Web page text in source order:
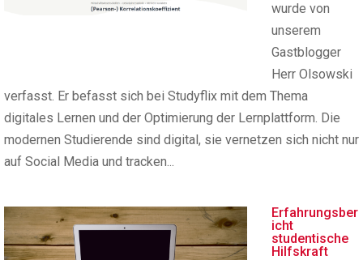
wurde von
unserem
Gastblogger
Herr Olsowski
verfasst. Er befasst sich bei Studyflix mit dem Thema
digitales Lernen und der Optimierung der Lernplattform. Die
modernen Studierende sind digital, sie vernetzen sich nicht nur
auf Social Media und tracken...
Erfahrungsber
icht
studentische
Hilfskraft